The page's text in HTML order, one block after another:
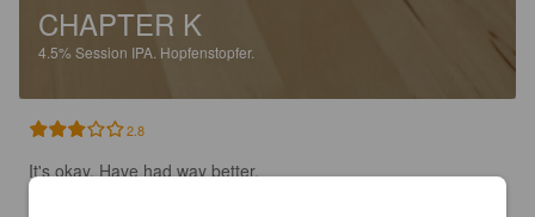
CHAPTER K
4.5% Session IPA. Hopfenstopfer.
2.8
It's okay. Have had way better.